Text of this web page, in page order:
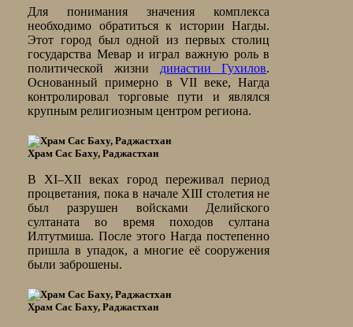
Для понимания значения комплекса
необходимо обратиться к истории Нагды.
Этот город был одной из первых столиц
государства Мевар и играл важную роль в
политической жизни династии Гухилов.
Основанный примерно в VII веке, Нагда
контролировал торговые пути и являлся
крупным религиозным центром региона.
Храм Сас Баху, Раджастхан
В XI–XII веках город переживал период
процветания, пока в начале XIII столетия не
был разрушен войсками Делийского
султаната во время походов султана
Илтутмиша. После этого Нагда постепенно
пришла в упадок, а многие её сооружения
были заброшены.
Храм Сас Баху, Раджастхан